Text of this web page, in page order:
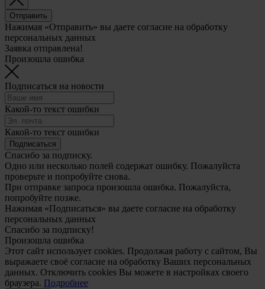
Отправить
Нажимая «Отправить» вы даете согласие на обработку
персональных данных
Заявка отправлена!
Произошла ошибка
Подписаться на новости
Какой-то текст ошибки
Какой-то текст ошибки
Подписаться
Спасибо за подписку.
Одно или несколько полей содержат ошибку. Пожалуйста
проверьте и попробуйте снова.
При отправке запроса произошла ошибка. Пожалуйста,
попробуйте позже.
Нажимая «Подписаться» вы даете согласие на обработку
персональных данных
Спасибо за подписку!
Произошла ошибка
Этот сайт использует cookies. Продолжая работу с сайтом, Вы
выражаете своё согласие на обработку Ваших персональных
данных. Отключить cookies Вы можете в настройках своего
браузера. Подробнее